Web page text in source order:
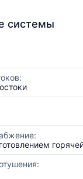
системы